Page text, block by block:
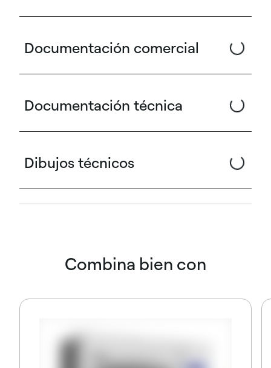
Documentación comercial
Documentación técnica
Dibujos técnicos
Combina bien con